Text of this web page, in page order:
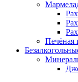
Печёная